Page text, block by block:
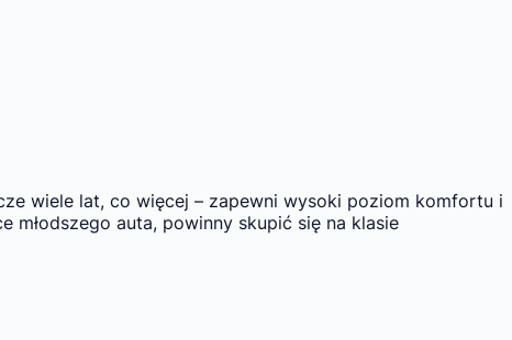
wiele lat, co więcej – zapewni wysoki poziom komfortu i
młodszego auta, powinny skupić się na klasie